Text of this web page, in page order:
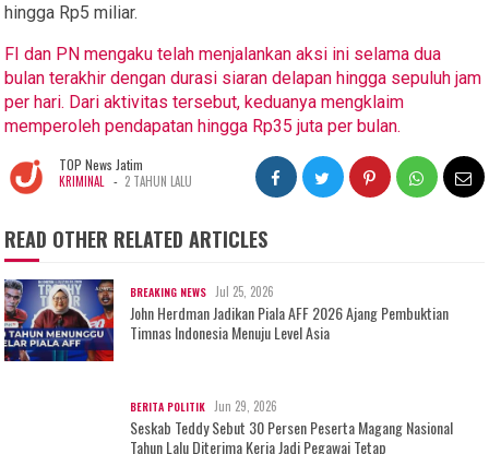
hingga Rp5 miliar.
FI dan PN mengaku telah menjalankan aksi ini selama dua
bulan terakhir dengan durasi siaran delapan hingga sepuluh jam
per hari. Dari aktivitas tersebut, keduanya mengklaim
memperoleh pendapatan hingga Rp35 juta per bulan.
TOP News Jatim
KRIMINAL - 2 TAHUN LALU
READ OTHER RELATED ARTICLES
BREAKING NEWS Jul 25, 2026
John Herdman Jadikan Piala AFF 2026 Ajang Pembuktian
Timnas Indonesia Menuju Level Asia
BERITA POLITIK Jun 29, 2026
Seskab Teddy Sebut 30 Persen Peserta Magang Nasional
Tahun Lalu Diterima Kerja Jadi Pegawai Tetap